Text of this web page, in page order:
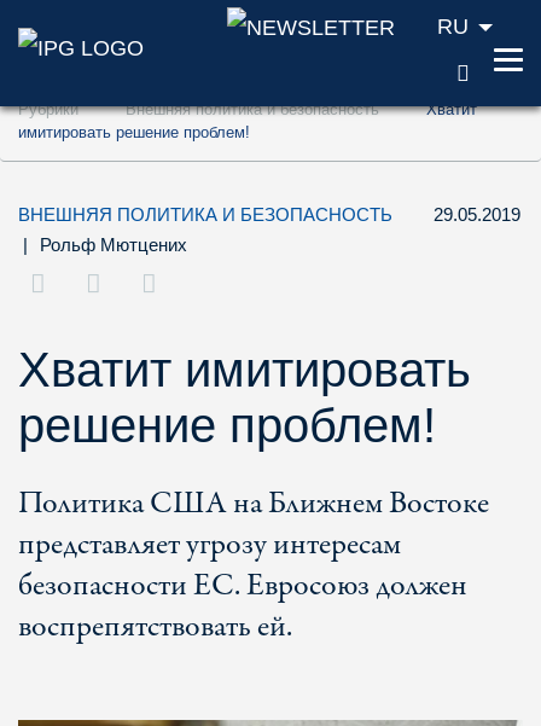
Перейти к содержанию (ключ доступа
Перейти к поиску (ключ доступа '2')
RU
Рубрики Внешняя политика и безопасность
Хватит
имитировать решение проблем!
ВНЕШНЯЯ ПОЛИТИКА И БЕЗОПАСНОСТЬ
29.05.2019
|
Рольф Мютцених
Хватит имитировать
решение проблем!
Политика США на Ближнем Востоке
представляет угрозу интересам
безопасности ЕС. Евросоюз должен
воспрепятствовать ей.